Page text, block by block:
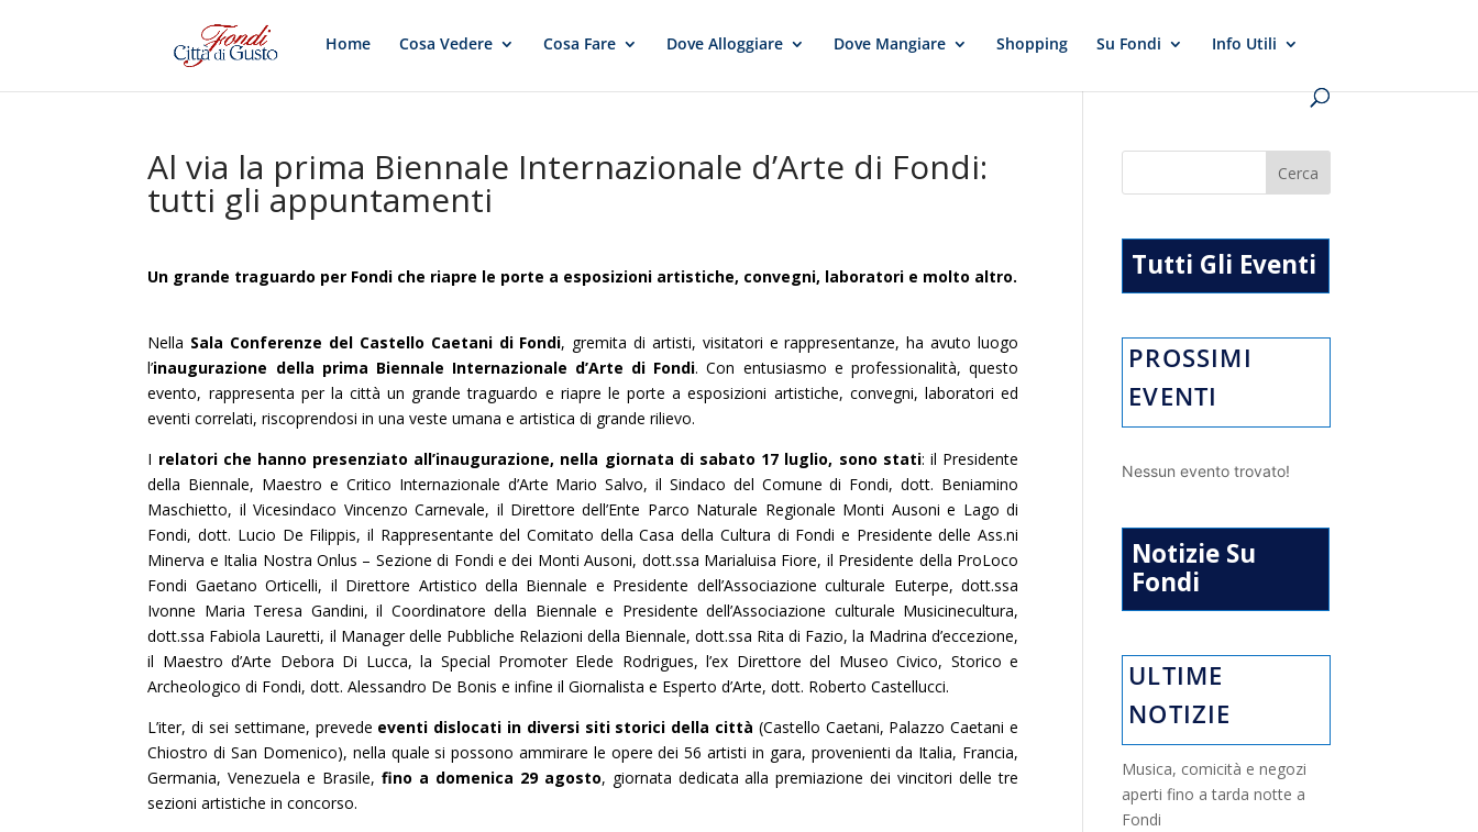
Home Cosa Vedere Cosa Fare Dove Alloggiare Dove Mangiare Shopping Su Fondi Info Utili
Al via la prima Biennale Internazionale d’Arte di Fondi:
tutti gli appuntamenti
Un grande traguardo per Fondi che riapre le porte a esposizioni artistiche, convegni, laboratori e molto altro.
Nella Sala Conferenze del Castello Caetani di Fondi, gremita di artisti, visitatori e rappresentanze, ha avuto luogo
l’inaugurazione della prima Biennale Internazionale d’Arte di Fondi. Con entusiasmo e professionalità, questo
evento, rappresenta per la città un grande traguardo e riapre le porte a esposizioni artistiche, convegni, laboratori ed
eventi correlati, riscoprendosi in una veste umana e artistica di grande rilievo.
I relatori che hanno presenziato all’inaugurazione, nella giornata di sabato 17 luglio, sono stati: il Presidente
della Biennale, Maestro e Critico Internazionale d’Arte Mario Salvo, il Sindaco del Comune di Fondi, dott. Beniamino
Maschietto, il Vicesindaco Vincenzo Carnevale, il Direttore dell’Ente Parco Naturale Regionale Monti Ausoni e Lago di
Fondi, dott. Lucio De Filippis, il Rappresentante del Comitato della Casa della Cultura di Fondi e Presidente delle Ass.ni
Minerva e Italia Nostra Onlus – Sezione di Fondi e dei Monti Ausoni, dott.ssa Marialuisa Fiore, il Presidente della ProLoco
Fondi Gaetano Orticelli, il Direttore Artistico della Biennale e Presidente dell’Associazione culturale Euterpe, dott.ssa
Ivonne Maria Teresa Gandini, il Coordinatore della Biennale e Presidente dell’Associazione culturale Musicinecultura,
dott.ssa Fabiola Lauretti, il Manager delle Pubbliche Relazioni della Biennale, dott.ssa Rita di Fazio, la Madrina d’eccezione,
il Maestro d’Arte Debora Di Lucca, la Special Promoter Elede Rodrigues, l’ex Direttore del Museo Civico, Storico e
Archeologico di Fondi, dott. Alessandro De Bonis e infine il Giornalista e Esperto d’Arte, dott. Roberto Castellucci.
L’iter, di sei settimane, prevede eventi dislocati in diversi siti storici della città (Castello Caetani, Palazzo Caetani e
Chiostro di San Domenico), nella quale si possono ammirare le opere dei 56 artisti in gara, provenienti da Italia, Francia,
Germania, Venezuela e Brasile,fino a domenica 29 agosto, giornata dedicata alla premiazione dei vincitori delle tre
sezioni artistiche in concorso.
Tutti Gli Eventi
PROSSIMI
EVENTI
Nessun evento trovato!
Notizie Su
Fondi
ULTIME
NOTIZIE
Musica, comicità e negozi
aperti fino a tarda notte a
Fondi